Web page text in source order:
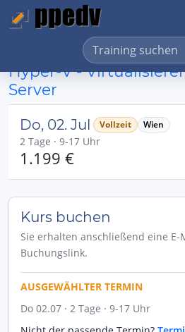
Hyper-V -
Server
Do, 02. Jul Vollzeit Wien
2 Tage · 9-17 Uhr
1.199 €
Kurs buchen
Sie erhalten anschließend eine E-
Buchungslink.
AUSGEWÄHLTER TERMIN
Do 02.07 · 2 Tage · 9-17 Uhr